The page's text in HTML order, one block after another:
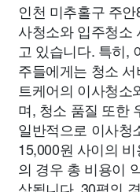
인천 미추홀구 주
사청소와 입주청소
고 있습니다. 특히,
주들에게는 청소
트케어의 이사청소
며, 청소 품질 또한
일반적으로 이사청
15,000원 사이의
의 경우 총 비용이